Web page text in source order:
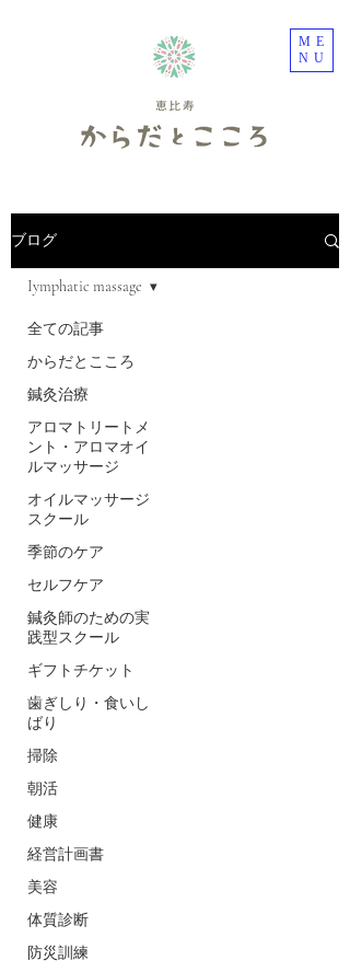
ME
NU
ブログ
全ての記事
からだとこころ
鍼灸治療
アロマトリートメ
ント・アロマオイ
ルマッサージ
オイルマッサージ
スクール
季節のケア
セルフケア
鍼灸師のための実
践型スクール
ギフトチケット
歯ぎしり・食いし
ばり
掃除
朝活
健康
経営計画書
美容
体質診断
防災訓練
Iymphatic massage